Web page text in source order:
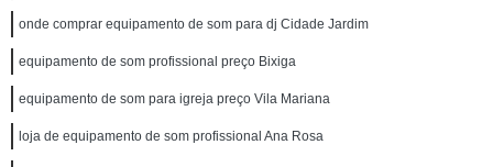
onde comprar equipamento de som para dj Cidade Jardim
equipamento de som profissional preço Bixiga
equipamento de som para igreja preço Vila Mariana
loja de equipamento de som profissional Ana Rosa